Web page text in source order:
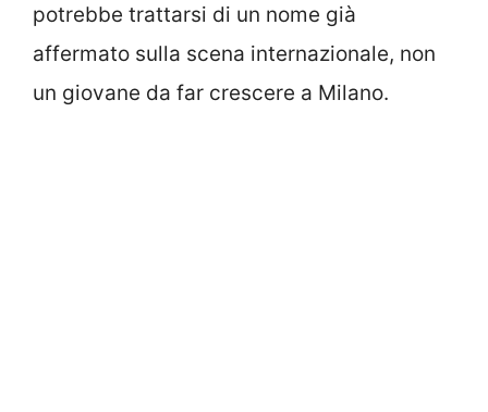
potrebbe trattarsi di un nome già
affermato sulla scena internazionale, non
un giovane da far crescere a Milano.